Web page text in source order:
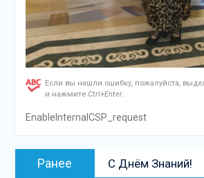
Если вы нашли ошибку, пожалуйста,
и нажмите Ctrl+Enter.
EnableInternalCSP_request
Навигация
Ранее
запись:
С Днём Знаний!